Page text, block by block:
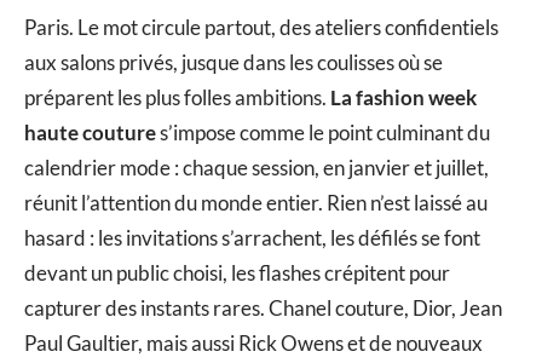
Paris. Le mot circule partout, des ateliers confidentiels
aux salons privés, jusque dans les coulisses où se
préparent les plus folles ambitions. La fashion week
haute coutures’impose comme le point culminant du
calendrier mode : chaque session, en janvier et juillet,
réunit l’attention du monde entier. Rien n’est laissé au
hasard : les invitations s’arrachent, les défilés se font
devant un public choisi, les flashes crépitent pour
capturer des instants rares. Chanel couture, Dior, Jean
Paul Gaultier, mais aussi Rick Owens et de nouveaux